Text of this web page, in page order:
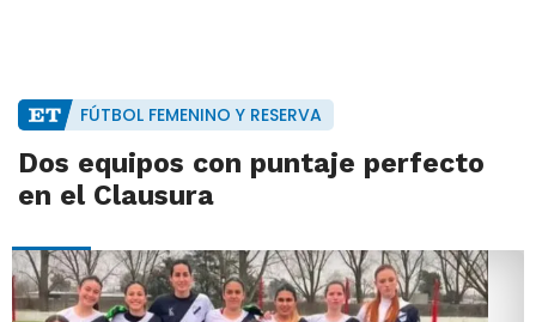
FÚTBOL FEMENINO Y RESERVA
Dos equipos con puntaje perfecto
en el Clausura